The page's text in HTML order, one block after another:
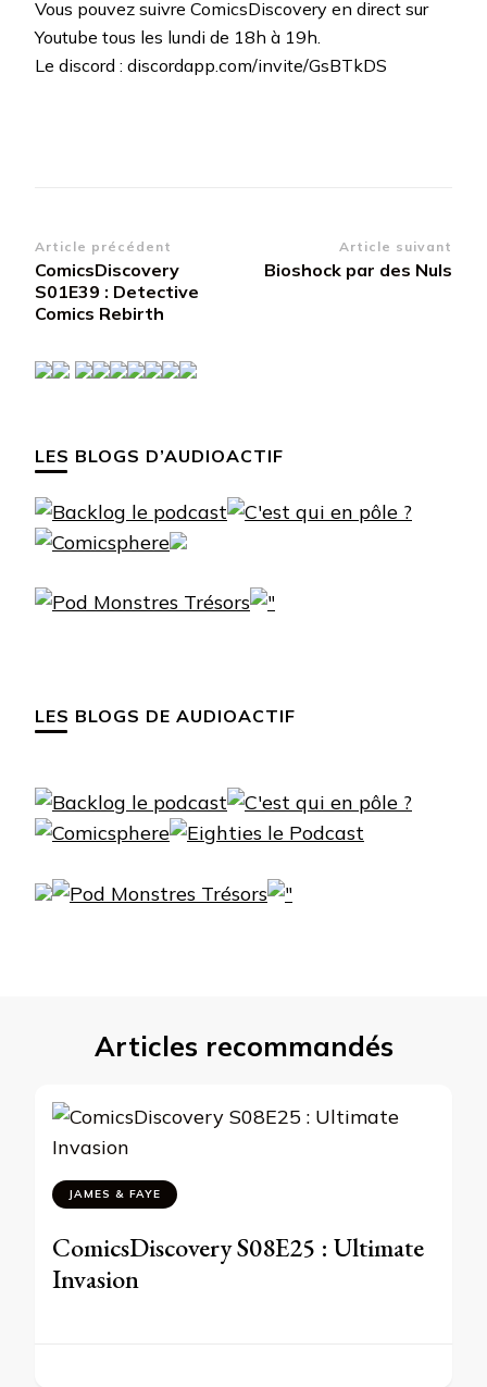
Vous pouvez suivre ComicsDiscovery en direct sur
Youtube tous les lundi de 18h à 19h.
Le discord : discordapp.com/invite/GsBTkDS
Navigation
d’article
Article précédent
ComicsDiscovery
S01E39 : Detective
Comics Rebirth
Article suivant
Bioshock par des Nuls
LES BLOGS D’AUDIOACTIF
LES BLOGS DE AUDIOACTIF
Articles recommandés
JAMES & FAYE
ComicsDiscovery S08E25 : Ultimate
Invasion